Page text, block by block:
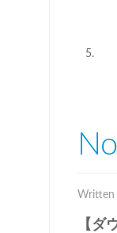
Written
【ダ